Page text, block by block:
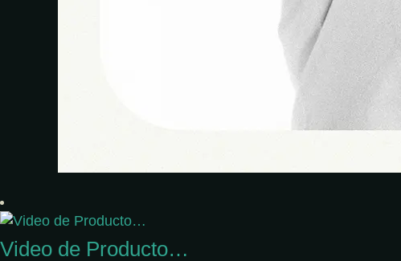
Video de Producto…